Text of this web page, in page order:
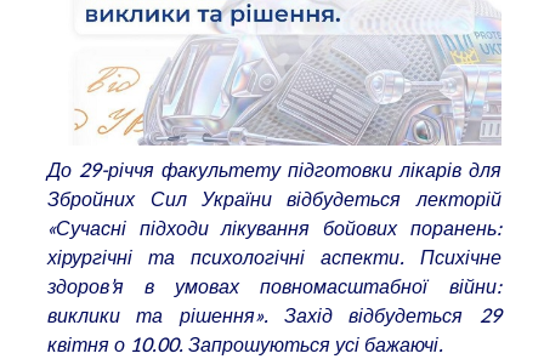
До 29-річчя факультету підготовки лікарів для
Збройних Сил України відбудеться лекторій
«Сучасні підходи лікування бойових поранень:
хірургічні та психологічні аспекти. Психічне
здоров’я в умовах повномасштабної війни:
виклики та рішення». Захід відбудеться 29
квітня о 10.00. Запрошуються усі бажаючі.